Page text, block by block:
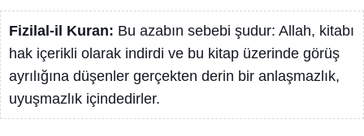
Fizilal-il Kuran: Bu azabın sebebi şudur: Allah, kitabı
hak içerikli olarak indirdi ve bu kitap üzerinde görüş
ayrılığına düşenler gerçekten derin bir anlaşmazlık,
uyuşmazlık içindedirler.